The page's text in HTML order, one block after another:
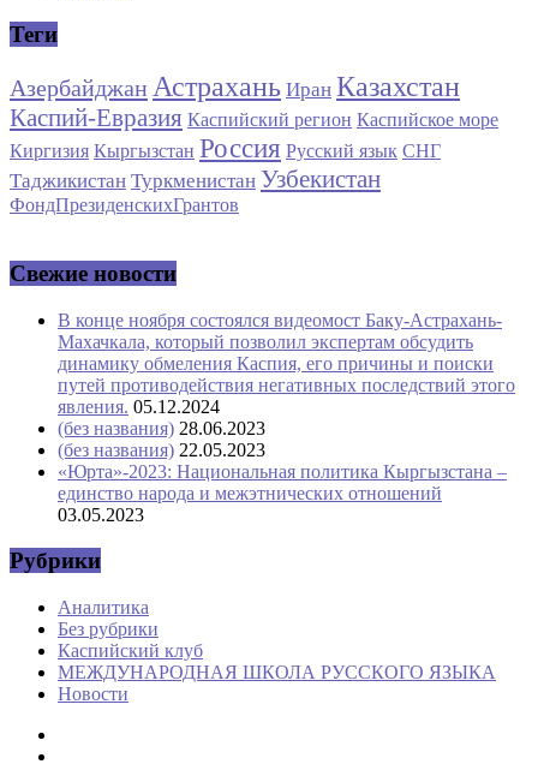
Теги
Азербайджан Астрахань Иран Казахстан
Каспий-Евразия Каспийский регион Каспийское море
Киргизия Кыргызстан Россия Русский язык СНГ
Таджикистан Туркменистан Узбекистан
ФондПрезиденскихГрантов
Свежие новости
В конце ноября состоялся видеомост Баку-Астрахань-
Махачкала, который позволил экспертам обсудить
динамику обмеления Каспия, его причины и поиски
путей противодействия негативных последствий этого
явления. 05.12.2024
(без названия) 28.06.2023
(без названия) 22.05.2023
«Юрта»-2023: Национальная политика Кыргызстана –
единство народа и межэтнических отношений
03.05.2023
Рубрики
Аналитика
Без рубрики
Каспийский клуб
МЕЖДУНАРОДНАЯ ШКОЛА РУССКОГО ЯЗЫКА
Новости